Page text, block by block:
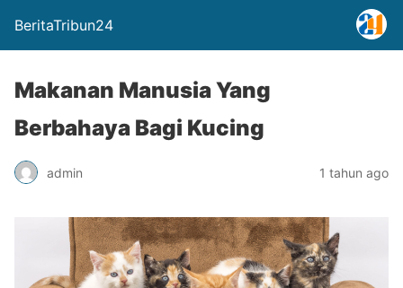
BeritaTribun24
Makanan Manusia Yang
Berbahaya Bagi Kucing
admin 1 tahun ago